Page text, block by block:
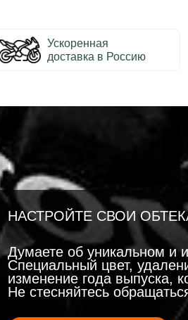
Ускоренная
доставка в Россию
НАСТРОЙТЕ СВОИ
Думаете об уникальном и
Специальный цвет,
изменение года выпуска,
Не стесняйтесь